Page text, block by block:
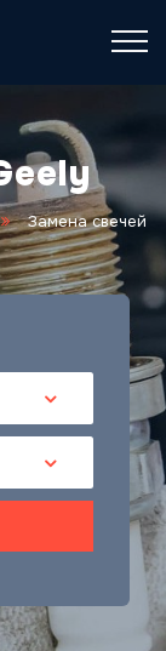
Замена свечей